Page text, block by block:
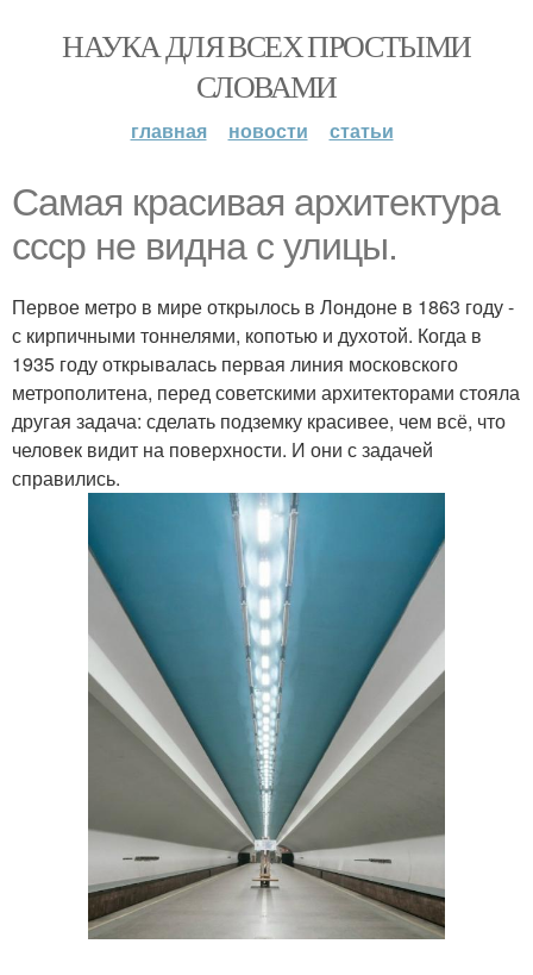
НАУКА ДЛЯ ВСЕХ ПРОСТЫМИ
СЛОВАМИ
главная новости статьи
Самая красивая архитектура
ссср не видна с улицы.
Первое метро в мире открылось в Лондоне в 1863 году -
с кирпичными тоннелями, копотью и духотой. Когда в
1935 году открывалась первая линия московского
метрополитена, перед советскими архитекторами стояла
другая задача: сделать подземку красивее, чем всё, что
человек видит на поверхности. И они с задачей
справились.